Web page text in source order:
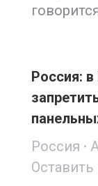
Россия:
Россия